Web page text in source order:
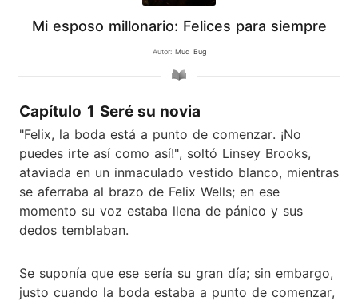
Mi esposo millonario: Felices para siempre
Autor: Mud Bug
Capítulo 1 Seré su novia
"Felix, la boda está a punto de comenzar. ¡No
puedes irte así como así!", soltó Linsey Brooks,
ataviada en un inmaculado vestido blanco, mientras
se aferraba al brazo de Felix Wells; en ese
momento su voz estaba llena de pánico y sus
dedos temblaban.
Se suponía que ese sería su gran día; sin embargo,
justo cuando la boda estaba a punto de comenzar,